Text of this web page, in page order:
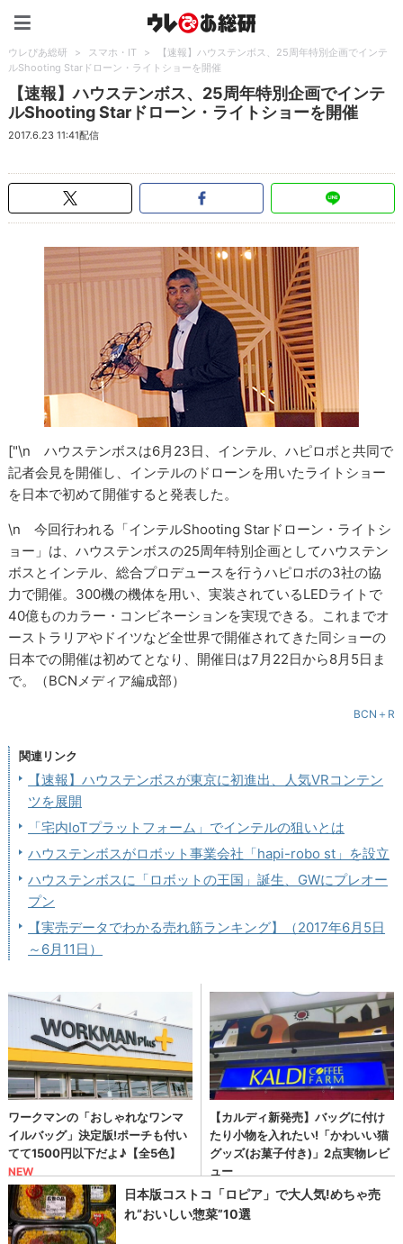
ウレぴあ総研 > スマホ・IT >
【速報】ハウステンボス、25周年特別企画でインテ
ルShooting Starドローン・ライトショーを開催
【速報】ハウステンボス、25周年特別企画でインテ
ルShooting Starドローン・ライトショーを開催
2017.6.23 11:41配信
["\n ハウステンボスは6月23日、インテル、ハピロボと共同で
記者会見を開催し、インテルのドローンを用いたライトショー
を日本で初めて開催すると発表した。
\n 今回行われる「インテルShooting Starドローン・ライトシ
ョー」は、ハウステンボスの25周年特別企画としてハウステン
ボスとインテル、総合プロデュースを行うハピロボの3社の協
力で開催。300機の機体を用い、実装されているLEDライトで
40億ものカラー・コンビネーションを実現できる。これまでオ
ーストラリアやドイツなど全世界で開催されてきた同ショーの
日本での開催は初めてとなり、開催日は7月22日から8月5日ま
で。（BCNメディア編成部）
BCN＋R
関連リンク
【速報】ハウステンボスが東京に初進出、人気VRコンテン
ツを展開
「宅内IoTプラットフォーム」でインテルの狙いとは
ハウステンボスがロボット事業会社「hapi-robo st」を設立
ハウステンボスに「ロボットの王国」誕生、GWにプレオー
プン
【実売データでわかる売れ筋ランキング】（2017年6月5日
～6月11日）